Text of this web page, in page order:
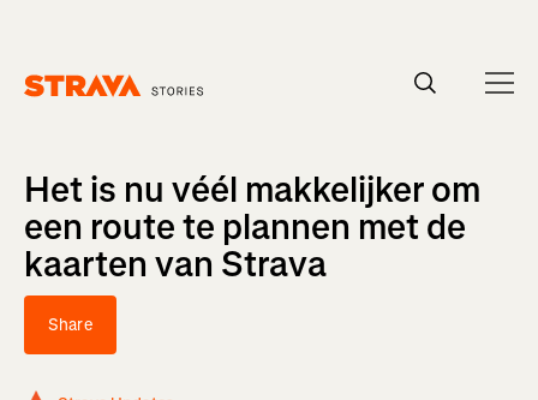
Het is nu véél makkelijker om
een route te plannen met de
kaarten van Strava
Share